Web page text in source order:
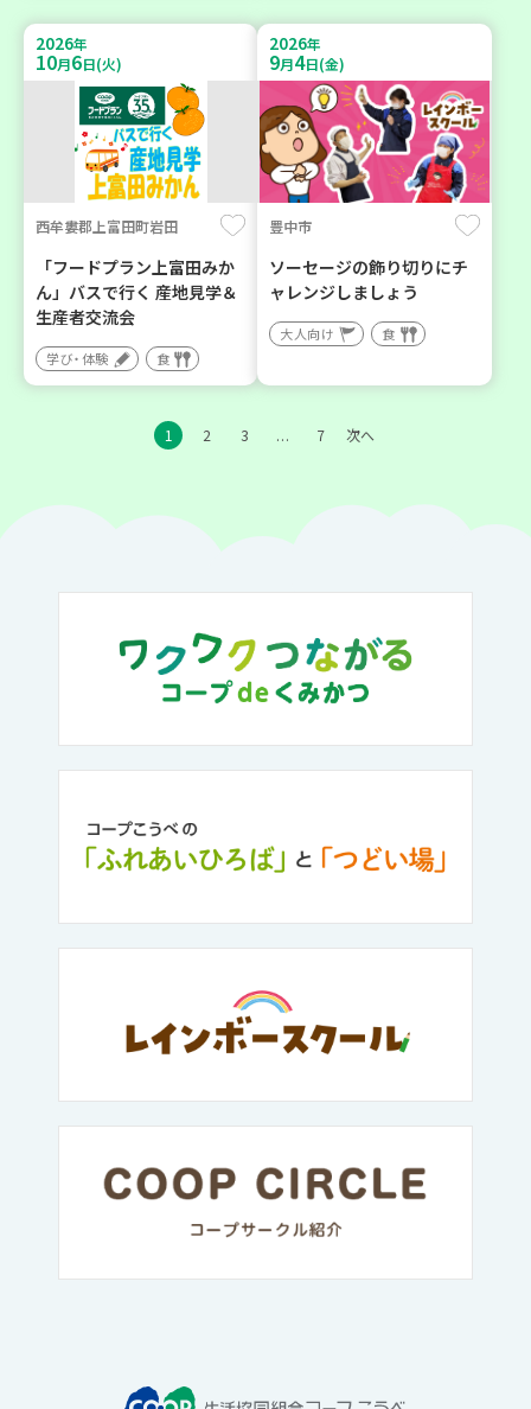
2026年
10月6日(火)
西牟婁郡上富田町岩田
「フードプラン上富田みか
ん」バスで行く 産地見学＆
生産者交流会
学び・体験 食
2026年
9月4日(金)
豊中市
ソーセージの飾り切りにチ
ャレンジしましょう
大人向け 食
1 2 3 … 7 次へ